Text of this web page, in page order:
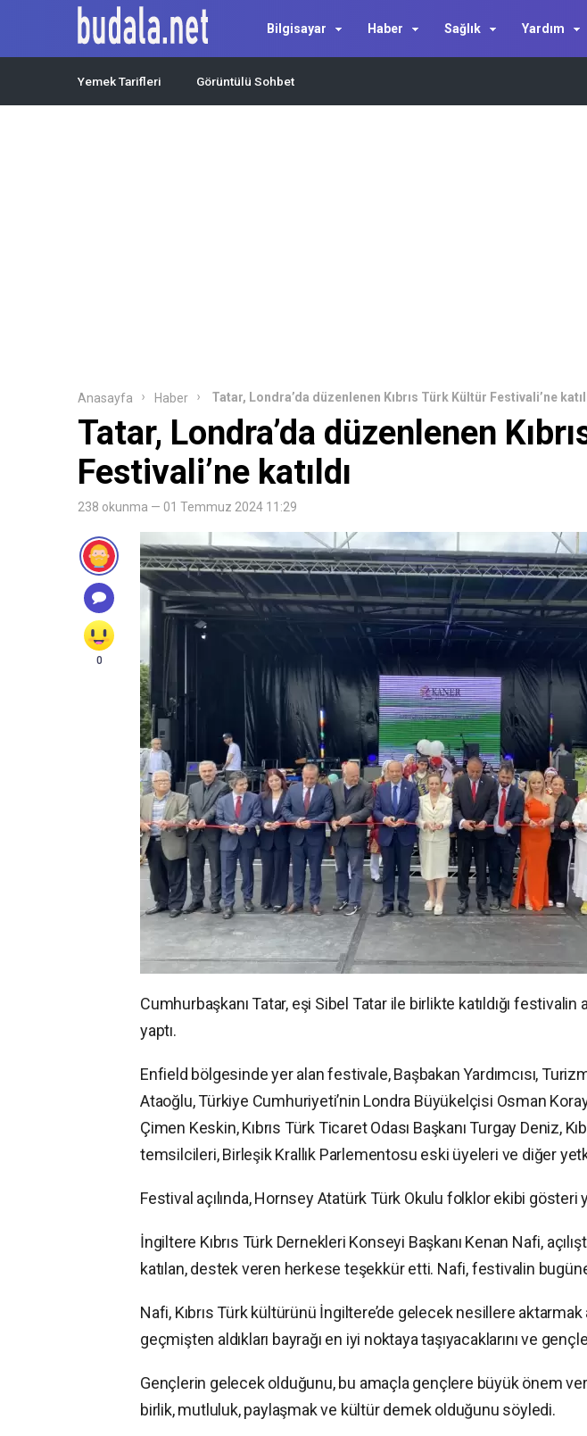
Bilgisayar Haber Sağlık Yardım
Yemek Tarifleri Görüntülü Sohbet
Anasayfa Haber Tatar, Londra’da düzenlenen Kıbrıs Türk Kültür Festivali’ne
Tatar, Londra’da düzenlenen
Festivali’ne katıldı
238 okunma — 01 Temmuz 2024 11:29
0
Cumhurbaşkanı Tatar, eşi Sibel Tatar ile birlikte katıldığı festivalin
yaptı.
Enfield bölgesinde yer alan festivale, Başbakan Yardımcısı,
Ataoğlu, Türkiye Cumhuriyeti’nin Londra Büyükelçisi Osman
Çimen Keskin, Kıbrıs Türk Ticaret Odası Başkanı Turgay Deniz,
temsilcileri, Birleşik Krallık Parlementosu eski üyeleri ve diğer
Festival açılında, Hornsey Atatürk Türk Okulu folklor ekibi gösteri
İngiltere Kıbrıs Türk Dernekleri Konseyi Başkanı Kenan Nafi,
katılan, destek veren herkese teşekkür etti. Nafi, festivalin
Nafi, Kıbrıs Türk kültürünü İngiltere’de gelecek nesillere
geçmişten aldıkları bayrağı en iyi noktaya taşıyacaklarını ve
Gençlerin gelecek olduğunu, bu amaçla gençlere büyük önem
birlik, mutluluk, paylaşmak ve kültür demek olduğunu söyledi.